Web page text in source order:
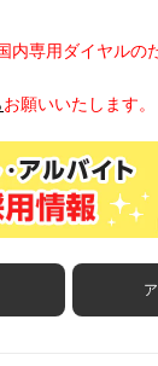
内専用ダイヤルの
お願いいたします。